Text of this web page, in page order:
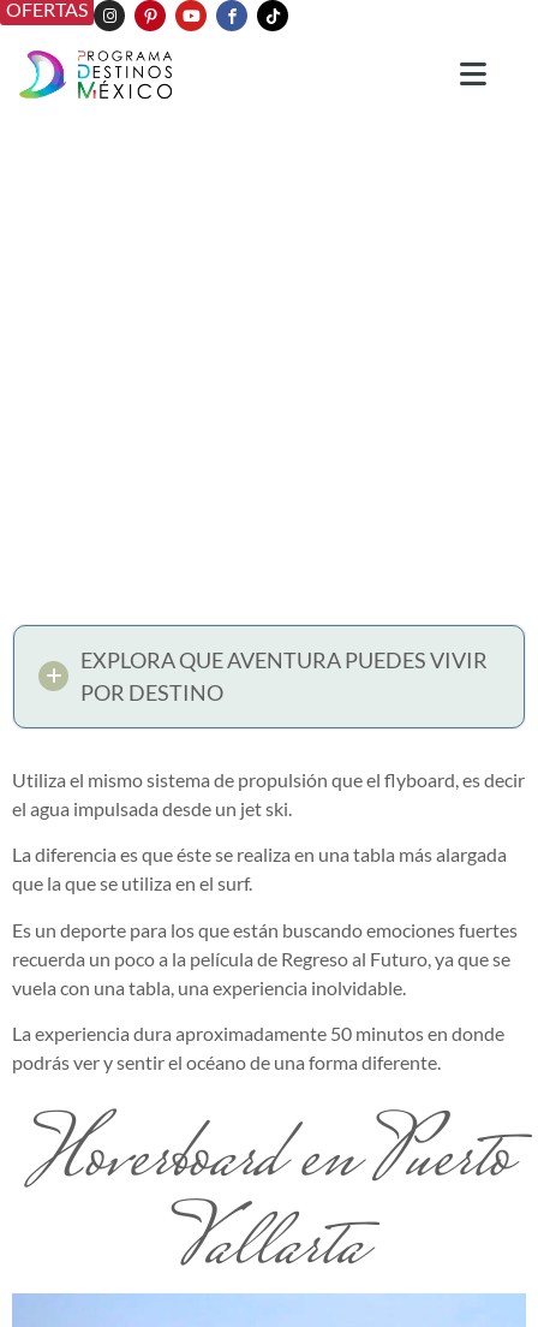
OFERTAS
EXPLORA QUE AVENTURA PUEDES VIVIR
POR DESTINO
Utiliza el mismo sistema de propulsión que el flyboard, es decir
el agua impulsada desde un jet ski.
La diferencia es que éste se realiza en una tabla más alargada
que la que se utiliza en el surf.
Es un deporte para los que están buscando emociones fuertes
recuerda un poco a la película de Regreso al Futuro, ya que se
vuela con una tabla, una experiencia inolvidable.
La experiencia dura aproximadamente 50 minutos en donde
podrás ver y sentir el océano de una forma diferente.
Hoverboard en Puerto
Vallarta